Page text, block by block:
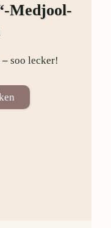
Medjool-
– soo lecker!